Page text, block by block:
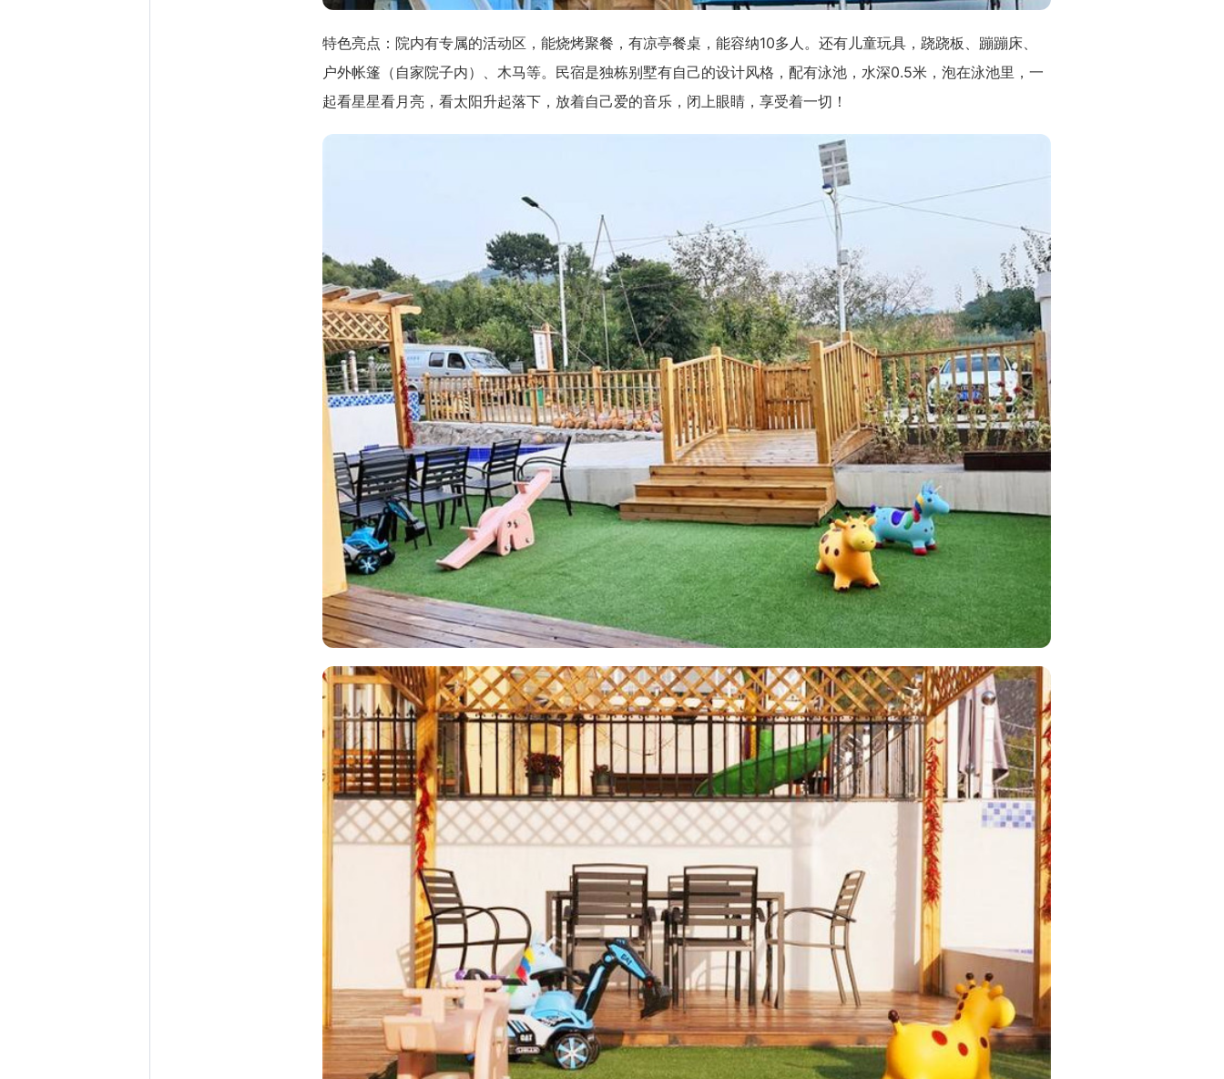
特色亮点：院内有专属的活动区，能烧烤聚餐，有凉亭餐桌，能容纳10多人。还有儿童玩具，跷跷板、蹦蹦床、
户外帐篷（自家院子内）、木马等。民宿是独栋别墅有自己的设计风格，配有泳池，水深0.5米，泡在泳池里，一
起看星星看月亮，看太阳升起落下，放着自己爱的音乐，闭上眼睛，享受着一切！